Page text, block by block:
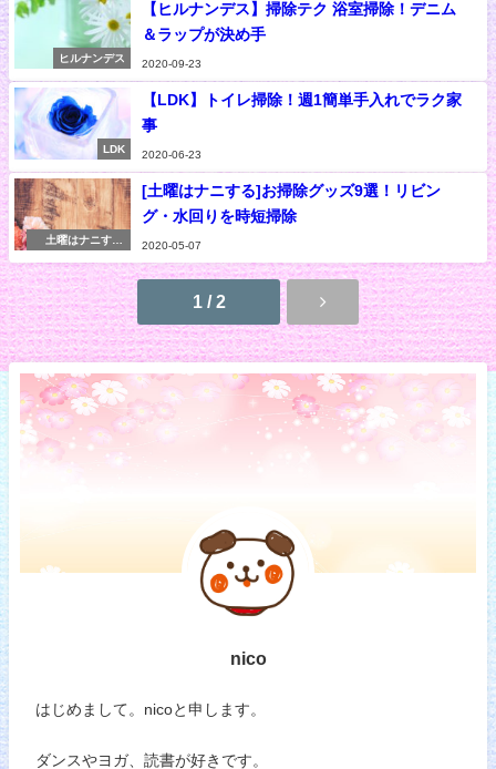
ヒルナンデス
【ヒルナンデス】掃除テク 浴室掃除！デニム
＆ラップが決め手
2020-09-23
LDK
【LDK】トイレ掃除！週1簡単手入れでラク家
事
2020-06-23
土曜はナニす
[土曜はナニする]お掃除グッズ9選！リビン
グ・水回りを時短掃除
2020-05-07
1 / 2
nico
はじめまして。nicoと申します。
ダンスやヨガ、読書が好きです。